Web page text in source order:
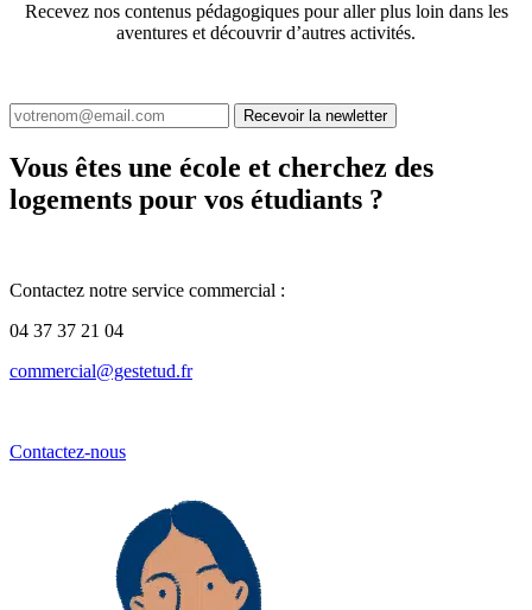
Recevez nos contenus pédagogiques pour aller plus loin dans les
aventures et découvrir d’autres activités.
Recevoir la newletter
Vous êtes une école et cherchez des
logements pour vos étudiants ?
Contactez notre service commercial :
04 37 37 21 04
commercial@gestetud.fr
Contactez-nous